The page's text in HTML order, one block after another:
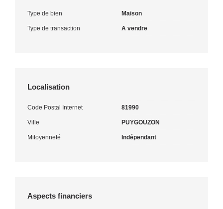
Type de bien Maison
Type de transaction A vendre
Localisation
Code Postal Internet 81990
Ville PUYGOUZON
Mitoyenneté Indépendant
Aspects financiers